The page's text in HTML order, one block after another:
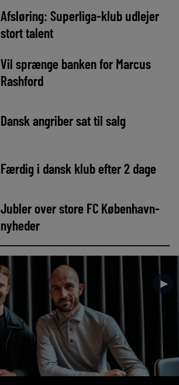
Afsløring: Superliga-klub udlejer
stort talent
Vil sprænge banken for Marcus
Rashford
Dansk angriber sat til salg
Færdig i dansk klub efter 2 dage
Jubler over store FC København-
nyheder
►